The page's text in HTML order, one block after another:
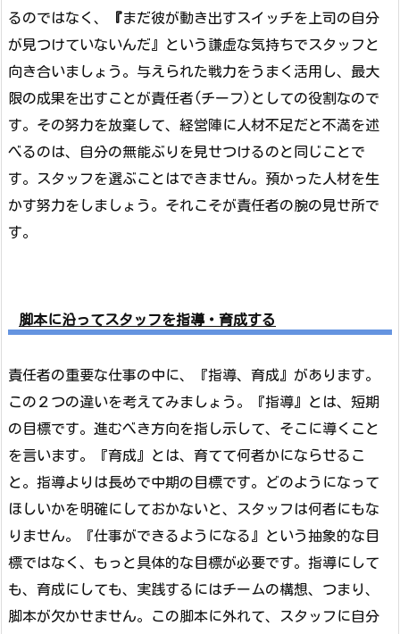
るのではなく、
『まだ彼が動き出すスイッチを上司の自分
が見つけていないんだ』という謙虚な気持ちでスタッフと
向き合いましょう。与えられた戦力をうまく活用し、最大
限の成果を出すことが責任者(チーフ)としての役割なので
す。その努力を放棄して、経営陣に人材不足だと不満を述
べるのは、自分の無能ぶりを見せつけるのと同じことで
す。スタッフを選ぶことはできません。預かった人材を生
かす努力をしましょう。それこそが責任者の腕の見せ所で
す。
脚本に沿ってスタッフを指導・育成する
責任者の重要な仕事の中に、『指導、育成』があります。
この２つの違いを考えてみましょう。『指導』とは、短期
の目標です。進むべき方向を指し示して、そこに導くこと
を言います。『育成』とは、育てて何者かにならせるこ
と。指導よりは長めで中期の目標です。どのようになって
ほしいかを明確にしておかないと、スタッフは何者にもな
りません。『仕事ができるようになる』という抽象的な目
標ではなく、もっと具体的な目標が必要です。指導にして
も、育成にしても、実践するにはチームの構想、つまり、
脚本が欠かせません。この脚本に外れて、スタッフに自分